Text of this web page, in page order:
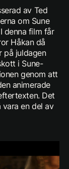
av Ted
om Sune
denna film får
Håkan då
på juldagen
i Sune-
genom att
animerade
Det
en del av